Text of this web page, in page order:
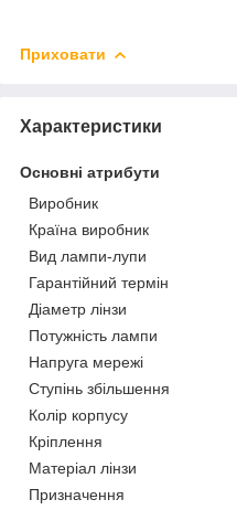
Приховати
Характеристики
Основні атрибути
Виробник
Країна виробник
Вид лампи-лупи
Гарантійний термін
Діаметр лінзи
Потужність лампи
Напруга мережі
Ступінь збільшення
Колір корпусу
Кріплення
Матеріал лінзи
Призначення